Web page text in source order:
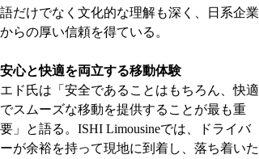
語だけでなく文化的な理解も深く、日系企業
からの厚い信頼を得ている。
安心と快適を両立する移動体験
エド氏は「安全であることはもちろん、快適
でスムーズな移動を提供することが最も重
要」と語る。ISHI Limousineでは、ドライバ
ーが余裕を持って現地に到着し、落ち着いた